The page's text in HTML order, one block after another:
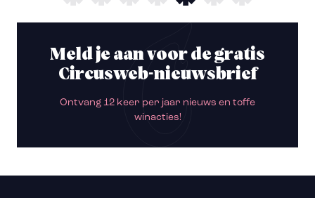
Meld je aan voor de gratis
Circusweb-nieuwsbrief
Ontvang 12 keer per jaar nieuws en toffe
winacties!